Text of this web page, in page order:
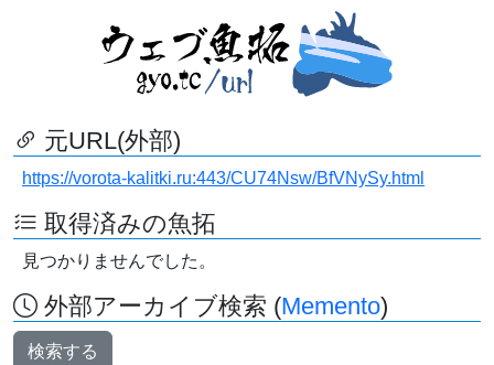
元URL(外部)
https://vorota-kalitki.ru:443/CU74Nsw/BfVNySy.html
取得済みの魚拓
見つかりませんでした。
外部アーカイブ検索 (Memento)
検索する